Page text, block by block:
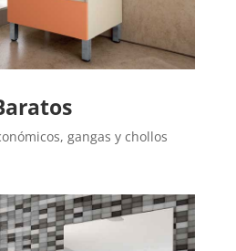
gangas y chollos